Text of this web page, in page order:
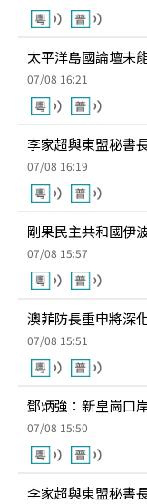
太平洋島國論壇未
07/08 16:21
李家超與東盟秘書
07/08 16:19
剛果民主共和國伊
07/08 15:57
澳菲防長重申將深
07/08 15:51
鄧炳強：新皇崗口
07/08 15:50
李家超與東盟秘書